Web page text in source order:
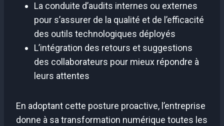
La conduite d’audits internes ou externes
pour s’assurer de la qualité et de l’efficacité
des outils technologiques déployés
L’intégration des retours et suggestions
des collaborateurs pour mieux répondre à
leurs attentes
En adoptant cette posture proactive, l’entreprise
donne à sa transformation numérique toutes les